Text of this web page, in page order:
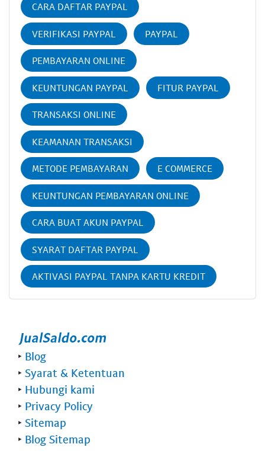
CARA DAFTAR PAYPAL
VERIFIKASI PAYPAL PAYPAL
PEMBAYARAN ONLINE
KEUNTUNGAN PAYPAL FITUR PAYPAL
TRANSAKSI ONLINE
KEAMANAN TRANSAKSI
METODE PEMBAYARAN E COMMERCE
KEUNTUNGAN PEMBAYARAN ONLINE
CARA BUAT AKUN PAYPAL
SYARAT DAFTAR PAYPAL
AKTIVASI PAYPAL TANPA KARTU KREDIT
‣ Blog
‣ Syarat & Ketentuan
‣ Hubungi kami
‣ Privacy Policy
‣ Sitemap
‣ Blog Sitemap